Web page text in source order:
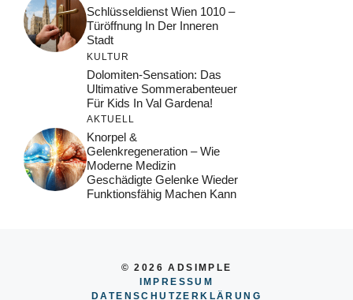
Schlüsseldienst Wien 1010 –
Türöffnung In Der Inneren
Stadt
KULTUR
Dolomiten-Sensation: Das
Ultimative Sommerabenteuer
Für Kids In Val Gardena!
AKTUELL
Knorpel &
Gelenkregeneration – Wie
Moderne Medizin
Geschädigte Gelenke Wieder
Funktionsfähig Machen Kann
© 2026 ADSIMPLE
IMPRESSUM
DATENSCHUTZERKLÄRUNG